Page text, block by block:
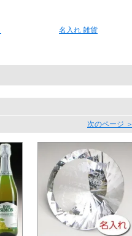
名入れ 雑貨
次のページ ＞